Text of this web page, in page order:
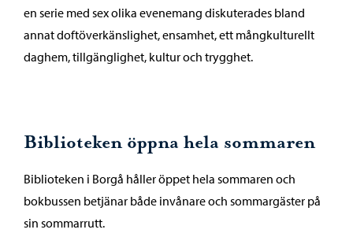
en serie med sex olika evenemang diskuterades bland
annat doftöverkänslighet, ensamhet, ett mångkulturellt
daghem, tillgänglighet, kultur och trygghet.
Biblioteken öppna hela sommaren
Biblioteken i Borgå håller öppet hela sommaren och
bokbussen betjänar både invånare och sommargäster på
sin sommarrutt.